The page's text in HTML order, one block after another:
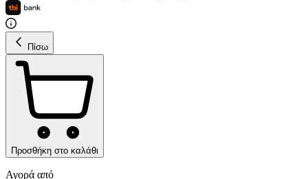
Πίσω
Προσθήκη στο καλάθι
Αγορά από